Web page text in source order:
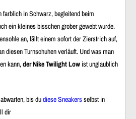
in Schwarz, begleitend beim
ein kleines bisschen grober gewebt wurde.
an, fällt einem sofort der Zierstrich auf,
diesen Turnschuhen verläuft. Und was man
kann,der Nike Twilight Low ist unglaublich
bis dudiese Sneakersselbst in
dir